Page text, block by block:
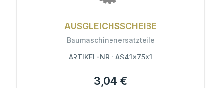
AUSGLEICHSSCHEIBE
Baumaschinenersatzteile
ARTIKEL-NR.: AS41x75x1
3,04 €